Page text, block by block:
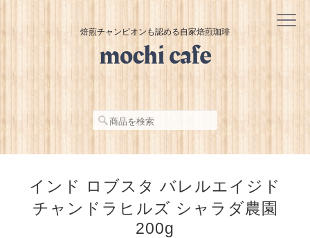
焙煎チャンピオンも認める自家焙煎珈琲
インド ロブスタ バレルエイジド
チャンドラヒルズ シャラダ農園
200g